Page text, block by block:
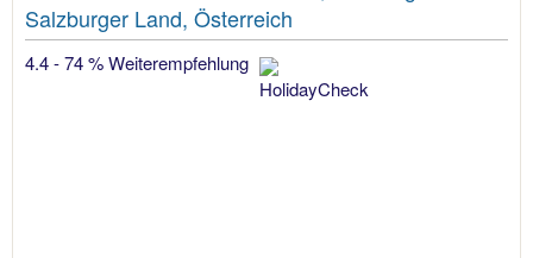
Salzburger Land, Österreich
4.4 - 74 % Weiterempfehlung